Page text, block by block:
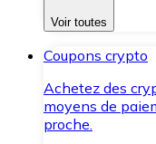
Voir toutes
Coupons crypto
Achetez des
moyens de
proche.